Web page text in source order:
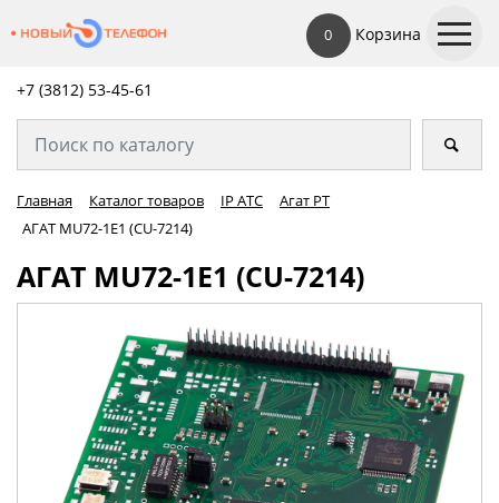
0 Корзина
+7 (3812) 53-45-61
Главная Каталог товаров IP АТС
Агат РТ
АГАТ MU72-1E1 (CU-7214)
АГАТ MU72-1E1 (CU-7214)